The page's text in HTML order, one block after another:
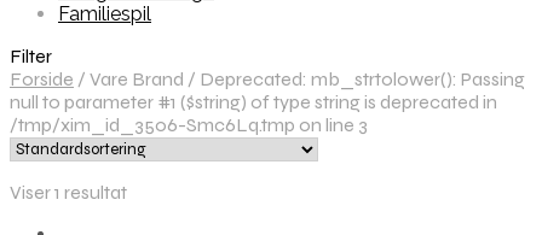
Familiespil
Filter
Forside / Vare Brand / Deprecated: mb_strtolower(): Passing
null to parameter #1 ($string) of type string is deprecated in
/tmp/xim_id_3506-Smc6Lq.tmp on line 3
Viser 1 resultat